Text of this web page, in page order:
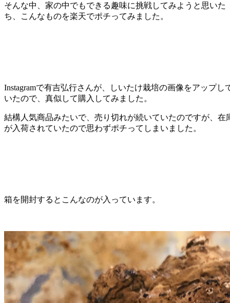
そんな中、家の中でもできる趣味に挑戦してみようと思いた
ち、こんなものを楽天でポチってみました。
Instagramで有吉弘行さんが、しいたけ栽培の画像をアップし
いたので、真似して購入してみました。
結構人気商品みたいで、売り切れが続いていたのですが、在
が入荷されていたので思わずポチってしまいました。
箱を開封するとこんなのが入っています。